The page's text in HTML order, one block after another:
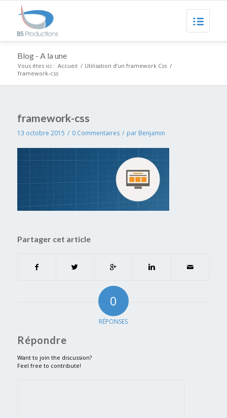
Blog - A la une
Vous êtes ici : Accueil / Utilisation d’un framework Css /
framework-css
framework-css
13 octobre 2015 / 0 Commentaires / par Benjamin
Partager cet article
0
RÉPONSES
Répondre
Want to join the discussion?
Feel free to contribute!